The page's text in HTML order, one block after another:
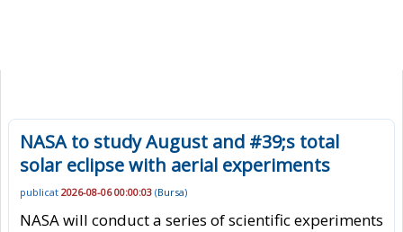
NASA to study August and #39;s total
solar eclipse with aerial experiments
publicat 2026-08-06 00:00:03 (Bursa)
NASA will conduct a series of scientific experiments